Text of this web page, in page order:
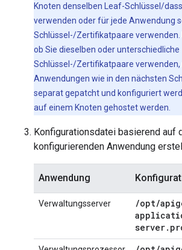
Knoten denselben Leaf-Schlüssel/
verwenden oder für jede Anwendung
Schlüssel-/Zertifikatpaare verwenden.
ob Sie dieselben oder unterschiedliche
Schlüssel-/Zertifikatpaare verwenden,
Anwendungen wie in den nächsten
separat gepatcht und konfiguriert
auf einem Knoten gehostet werden.
Konfigurationsdatei basierend auf
konfigurierenden Anwendung
Anwendung
Verwaltungsserver /opt/
server.